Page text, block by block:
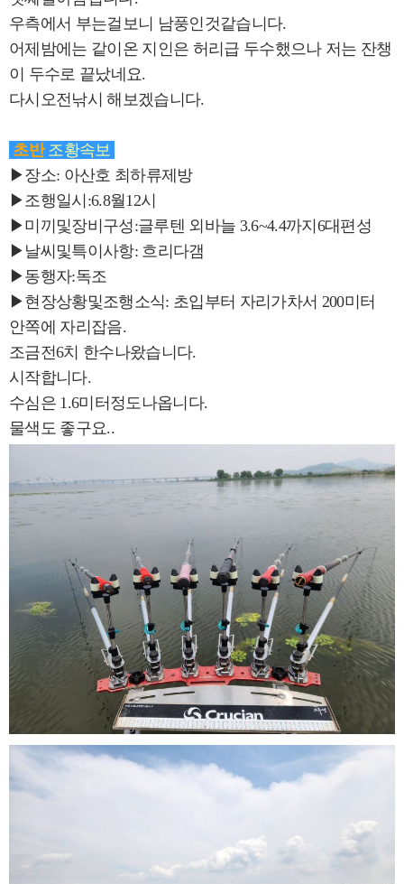
우측에서 부는걸보니 남풍인것같습니다.
어제밤에는 같이온 지인은 허리급 두수했으나 저는 잔챙
이 두수로 끝났네요.
다시오전낚시 해보겠습니다.
초반 조황속보
▶장소: 아산호 최하류제방
▶조행일시:6.8월12시
▶미끼및장비구성:글루텐 외바늘 3.6~4.4까지6대편성
▶날씨및특이사항: 흐리다갬
▶동행자:독조
▶현장상황및조행소식: 초입부터 자리가차서 200미터
안쪽에 자리잡음.
조금전6치 한수나왔습니다.
시작합니다.
수심은 1.6미터정도나옵니다.
물색도 좋구요..